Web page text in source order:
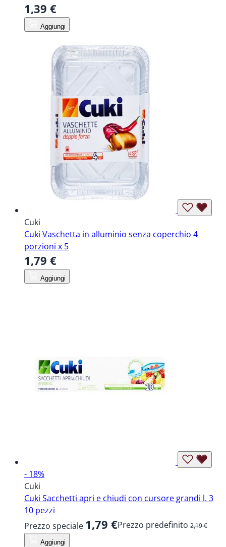
1,39 €
Aggiungi
Cuki
Cuki Vaschetta in alluminio senza coperchio 4
porzioni x 5
1,79 €
Aggiungi
- 18%
Cuki
Cuki Sacchetti apri e chiudi con cursore grandi l. 3
10 pezzi
Prezzo speciale 1,79 €Prezzo predefinito 2,19 €
Aggiungi